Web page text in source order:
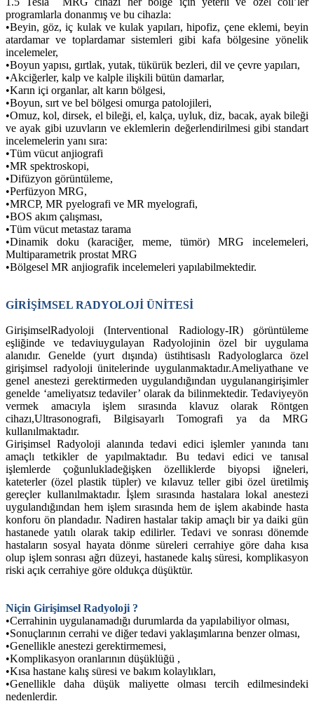
programlarla donanmış ve bu cihazla:
•Beyin, göz, iç kulak ve kulak yapıları, hipofiz, çene eklemi, beyin
atardamar ve toplardamar sistemleri gibi kafa bölgesine yönelik
incelemeler,
•Boyun yapısı, gırtlak, yutak, tükürük bezleri, dil ve çevre yapıları,
•Akciğerler, kalp ve kalple ilişkili bütün damarlar,
•Karın içi organlar, alt karın bölgesi,
•Boyun, sırt ve bel bölgesi omurga patolojileri,
•Omuz, kol, dirsek, el bileği, el, kalça, uyluk, diz, bacak, ayak bileği
ve ayak gibi uzuvların ve eklemlerin değerlendirilmesi gibi standart
incelemelerin yanı sıra:
•Tüm vücut anjiografi
•MR spektroskopi,
•Difüzyon görüntüleme,
•Perfüzyon MRG,
•MRCP, MR pyelografi ve MR myelografi,
•BOS akım çalışması,
•Tüm vücut metastaz tarama
•Dinamik doku (karaciğer, meme, tümör) MRG incelemeleri,
Multiparametrik prostat MRG
•Bölgesel MR anjiografik incelemeleri yapılabilmektedir.
GİRİŞİMSEL RADYOLOJİ ÜNİTESİ
GirişimselRadyoloji (Interventional Radiology-IR) görüntüleme
eşliğinde ve tedaviuygulayan Radyolojinin özel bir uygulama
alanıdır. Genelde (yurt dışında) üstihtisaslı Radyologlarca özel
girişimsel radyoloji ünitelerinde uygulanmaktadır.Ameliyathane ve
genel anestezi gerektirmeden uygulandığından uygulanangirişimler
genelde ‘ameliyatsız tedaviler’ olarak da bilinmektedir. Tedaviyeyön
vermek amacıyla işlem sırasında klavuz olarak Röntgen
cihazı,Ultrasonografi, Bilgisayarlı Tomografi ya da MRG
kullanılmaktadır.
Girişimsel Radyoloji alanında tedavi edici işlemler yanında tanı
amaçlı tetkikler de yapılmaktadır. Bu tedavi edici ve tanısal
işlemlerde çoğunlukladeğişken özelliklerde biyopsi iğneleri,
kateterler (özel plastik tüpler) ve kılavuz teller gibi özel üretilmiş
gereçler kullanılmaktadır. İşlem sırasında hastalara lokal anestezi
uygulandığından hem işlem sırasında hem de işlem akabinde hasta
konforu ön plandadır. Nadiren hastalar takip amaçlı bir ya daiki gün
hastanede yatılı olarak takip edilirler. Tedavi ve sonrası dönemde
hastaların sosyal hayata dönme süreleri cerrahiye göre daha kısa
olup işlem sonrası ağrı düzeyi, hastanede kalış süresi, komplikasyon
riski açık cerrahiye göre oldukça düşüktür.
Niçin Girişimsel Radyoloji ?
•Cerrahinin uygulanamadığı durumlarda da yapılabiliyor olması,
•Sonuçlarının cerrahi ve diğer tedavi yaklaşımlarına benzer olması,
•Genellikle anestezi gerektirmemesi,
•Komplikasyon oranlarının düşüklüğü ,
•Kısa hastane kalış süresi ve bakım kolaylıkları,
•Genellikle daha düşük maliyette olması tercih edilmesindeki
nedenlerdir.